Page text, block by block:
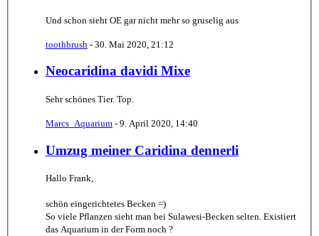
Und schon sieht OE gar nicht mehr so gruselig aus
toothbrush - 30. Mai 2020, 21:12
Neocaridina davidi Mixe
Sehr schönes Tier. Top.
Marcs_Aquarium - 9. April 2020, 14:40
Umzug meiner Caridina dennerli
Hallo Frank,
schön eingerichtetes Becken =)
So viele Pflanzen sieht man bei Sulawesi-Becken selten. Existiert
das Aquarium in der Form noch ?